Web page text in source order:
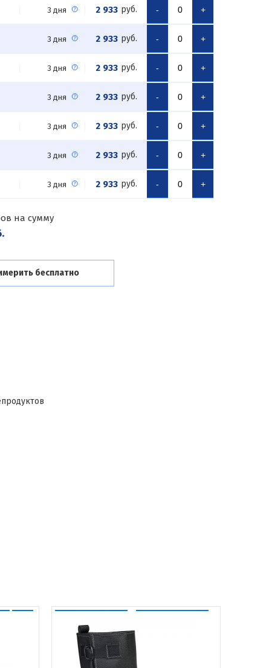
3 дня 2 933 руб. - +
3 дня 2 933 руб. - +
3 дня 2 933 руб. - +
3 дня 2 933 руб. - +
3 дня 2 933 руб. - +
3 дня 2 933 руб. - +
3 дня 2 933 руб. - +
на сумму
бесплатно